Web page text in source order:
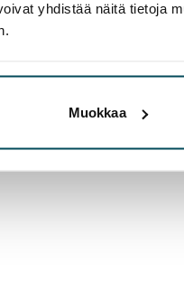
yhdistää näitä tietoja
Muokkaa